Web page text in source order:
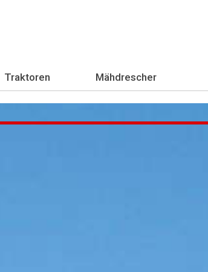
Traktoren Mähdrescher